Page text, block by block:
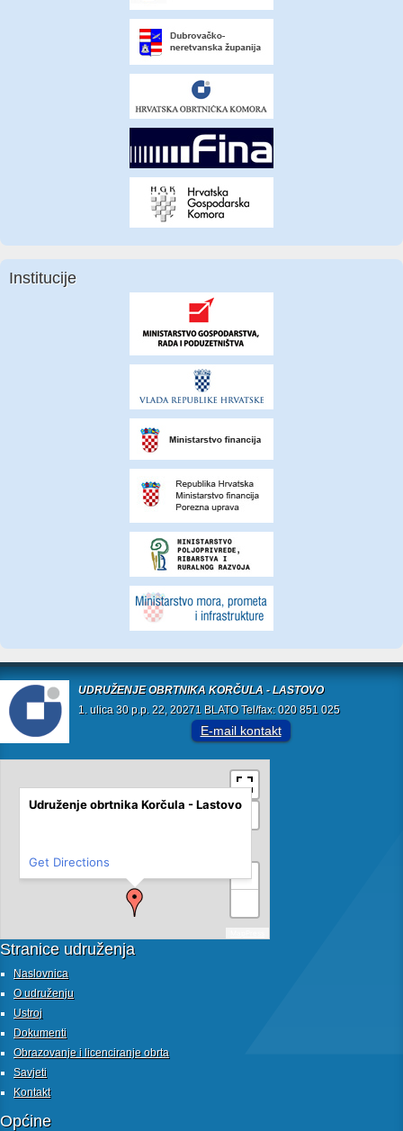
Institucije
UDRUŽENJE OBRTNIKA KORČULA - LASTOVO
1. ulica 30 p.p. 22, 20271 BLATO Tel/fax: 020 851 025
E-mail kontakt
+
Udruženje obrtnika Korčula - Lastovo
Get Directions
Stranice udruženja
Naslovnica
O udruženju
Ustroj
Dokumenti
Obrazovanje i licenciranje obrta
Savjeti
Kontakt
Općine